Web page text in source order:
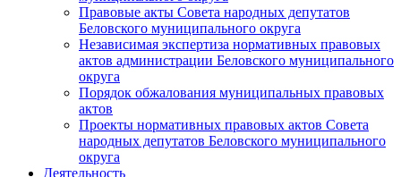
Правовые акты Совета народных депутатов
Беловского муниципального округа
Независимая экспертиза нормативных правовых
актов администрации Беловского муниципального
округа
Порядок обжалования муниципальных правовых
актов
Проекты нормативных правовых актов Совета
народных депутатов Беловского муниципального
округа
Деятельность